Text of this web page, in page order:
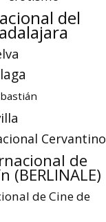
del
Cervantino
de
(BERLINALE)
de Cine de